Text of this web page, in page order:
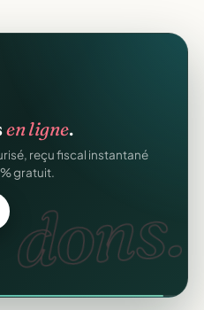
gratuitement
dons.
en ligne.
reçu fiscal instantané
gratuit.